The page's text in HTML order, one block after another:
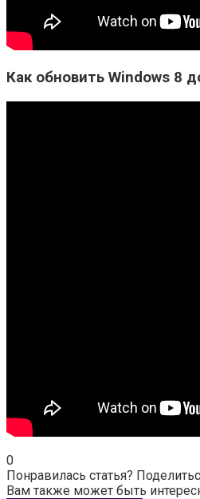
Как обновить Windows 8
0
Понравилась статья?
Вам также может быть